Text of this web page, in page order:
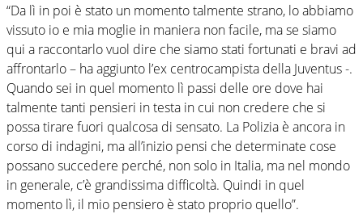
“Da lì in poi è stato un momento talmente strano, lo abbiamo
vissuto io e mia moglie in maniera non facile, ma se siamo
qui a raccontarlo vuol dire che siamo stati fortunati e bravi ad
affrontarlo – ha aggiunto l’ex centrocampista della Juventus -.
Quando sei in quel momento lì passi delle ore dove hai
talmente tanti pensieri in testa in cui non credere che si
possa tirare fuori qualcosa di sensato. La Polizia è ancora in
corso di indagini, ma all’inizio pensi che determinate cose
possano succedere perché, non solo in Italia, ma nel mondo
in generale, c’è grandissima difficoltà. Quindi in quel
momento lì, il mio pensiero è stato proprio quello”.